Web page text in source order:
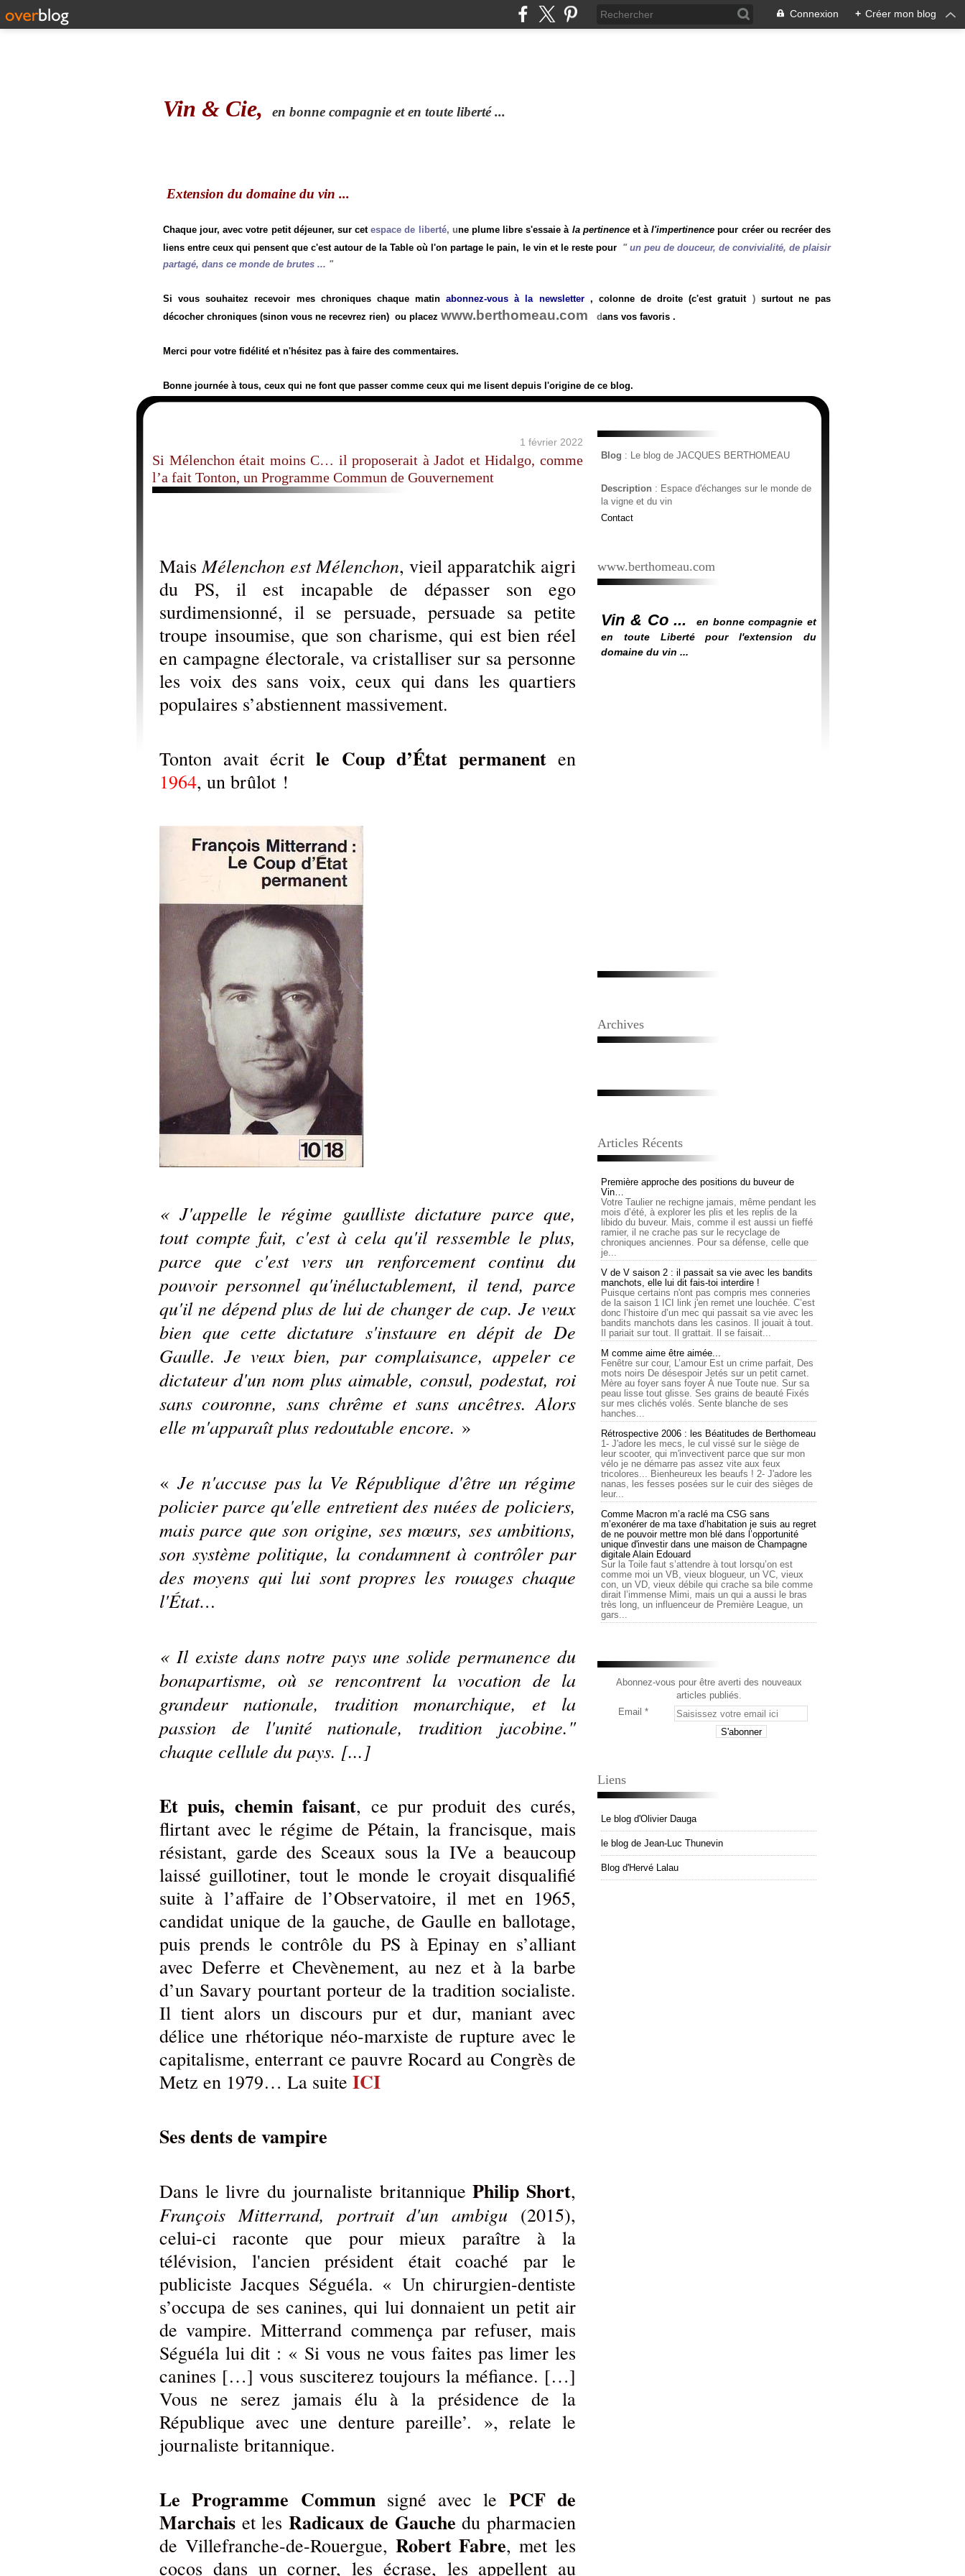
Connexion + Créer mon blog
Vin & Cie, en bonne compagnie et en toute liberté ...
Extension du domaine du vin ...
Chaque jour, avec votre petit déjeuner, sur cetespace de liberté, une plume libre s'essaie à la pertinenceet àl'impertinence pour créer ou recréer des
liens entre ceux qui pensent que c'est autour de la Table où l'on partage le pain, le vin et le reste pour "un peu de douceur, de convivialité, de plaisir
partagé, dans ce monde de brutes ... "
Si vous souhaitez recevoir mes chroniques chaque matinabonnez-vous à la newsletter, colonne de droite (c'est gratuit) surtout ne pas
décocher chroniques (sinon vous ne recevrez rien) ou placez www.berthomeau.com dans vos favoris .
Merci pour votre fidélité et n'hésitez pas à faire des commentaires.
Bonne journée à tous, ceux qui ne font que passer comme ceux qui me lisent depuis l'origine de ce blog.
1 février 2022
Si Mélenchon était moins C… il proposerait à Jadot et Hidalgo, comme
l’a fait Tonton, un Programme Commun de Gouvernement
MaisMélenchon est Mélenchon, vieil apparatchik aigri
du PS, il est incapable de dépasser son ego
surdimensionné, il se persuade, persuade sa petite
troupe insoumise, que son charisme, qui est bien réel
en campagne électorale, va cristalliser sur sa personne
les voix des sans voix, ceux qui dans les quartiers
populaires s’abstiennent massivement.
Tonton avait écritle Coup d’État permanenten
1964, un brûlot !
« J'appelle le régime gaulliste dictature parce que,
tout compte fait, c'est à cela qu'il ressemble le plus,
parce que c'est vers un renforcement continu du
pouvoir personnel qu'inéluctablement, il tend, parce
qu'il ne dépend plus de lui de changer de cap. Je veux
bien que cette dictature s'instaure en dépit de De
Gaulle. Je veux bien, par complaisance, appeler ce
dictateur d'un nom plus aimable, consul, podestat, roi
sans couronne, sans chrême et sans ancêtres. Alors
elle m'apparaît plus redoutable encore. »
«Je n'accuse pas la Ve République d'être un régime
policier parce qu'elle entretient des nuées de policiers,
mais parce que son origine, ses mœurs, ses ambitions,
son système politique, la condamnent à contrôler par
des moyens qui lui sont propres les rouages chaque
l'État…
« Il existe dans notre pays une solide permanence du
bonapartisme, où se rencontrent la vocation de la
grandeur nationale, tradition monarchique, et la
passion de l'unité nationale, tradition jacobine."
chaque cellule du pays. [...]
Et puis, chemin faisant, ce pur produit des curés,
flirtant avec le régime de Pétain, la francisque, mais
résistant, garde des Sceaux sous la IVe a beaucoup
laissé guillotiner, tout le monde le croyait disqualifié
suite à l’affaire de l’Observatoire, il met en 1965,
candidat unique de la gauche, de Gaulle en ballotage,
puis prends le contrôle du PS à Epinay en s’alliant
avec Deferre et Chevènement, au nez et à la barbe
d’un Savary pourtant porteur de la tradition socialiste.
Il tient alors un discours pur et dur, maniant avec
délice une rhétorique néo-marxiste de rupture avec le
capitalisme, enterrant ce pauvre Rocard au Congrès de
Metz en 1979… La suite ICI
Ses dents de vampire
Dans le livre du journaliste britanniquePhilip Short,
François Mitterrand, portrait d'un ambigu (2015),
celui-ci raconte que pour mieux paraître à la
télévision, l'ancien président était coaché par le
publiciste Jacques Séguéla. « Un chirurgien-dentiste
s’occupa de ses canines, qui lui donnaient un petit air
de vampire. Mitterrand commença par refuser, mais
Séguéla lui dit : « Si vous ne vous faites pas limer les
canines […] vous susciterez toujours la méfiance. […]
Vous ne serez jamais élu à la présidence de la
République avec une denture pareille’. », relate le
journaliste britannique.
Le Programme Communsigné avec le PCF de
Marchais et les Radicaux de Gauche du pharmacien
de Villefranche-de-Rouergue, Robert Fabre, met les
cocos dans un corner, les écrase, les appellent au
Blog : Le blog de JACQUES BERTHOMEAU
Description : Espace d'échanges sur le monde de
la vigne et du vin
Contact
www.berthomeau.com
Vin & Co ...
en bonne compagnie et
en toute Liberté pour l'extension du
domaine du vin ...
Archives
Articles Récents
Première approche des positions du buveur de
Vin…
Votre Taulier ne rechigne jamais, même pendant les
mois d’été, à explorer les plis et les replis de la
libido du buveur. Mais, comme il est aussi un fieffé
ramier, il ne crache pas sur le recyclage de
chroniques anciennes. Pour sa défense, celle que
je...
V de V saison 2 : il passait sa vie avec les bandits
manchots, elle lui dit fais-toi interdire !
Puisque certains n'ont pas compris mes conneries
de la saison 1 ICI link j'en remet une louchée. C’est
donc l’histoire d’un mec qui passait sa vie avec les
bandits manchots dans les casinos. Il jouait à tout.
Il pariait sur tout. Il grattait. Il se faisait...
M comme aime être aimée...
Fenêtre sur cour, L’amour Est un crime parfait, Des
mots noirs De désespoir Jetés sur un petit carnet.
Mère au foyer sans foyer À nue Toute nue. Sur sa
peau lisse tout glisse. Ses grains de beauté Fixés
sur mes clichés volés. Sente blanche de ses
hanches...
Rétrospective 2006 : les Béatitudes de Berthomeau
1- J'adore les mecs, le cul vissé sur le siège de
leur scooter, qui m'invectivent parce que sur mon
vélo je ne démarre pas assez vite aux feux
tricolores... Bienheureux les beaufs ! 2- J'adore les
nanas, les fesses posées sur le cuir des sièges de
leur...
Comme Macron m’a raclé ma CSG sans
m’exonérer de ma taxe d’habitation je suis au regret
de ne pouvoir mettre mon blé dans l’opportunité
unique d'investir dans une maison de Champagne
digitale Alain Edouard
Sur la Toile faut s’attendre à tout lorsqu’on est
comme moi un VB, vieux blogueur, un VC, vieux
con, un VD, vieux débile qui crache sa bile comme
dirait l’immense Mimi, mais un qui a aussi le bras
très long, un influenceur de Première League, un
gars...
Abonnez-vous pour être averti des nouveaux
articles publiés.
Email
Liens
Le blog d'Olivier Dauga
le blog de Jean-Luc Thunevin
Blog d'Hervé Lalau